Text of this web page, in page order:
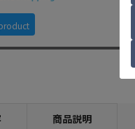
商品説明